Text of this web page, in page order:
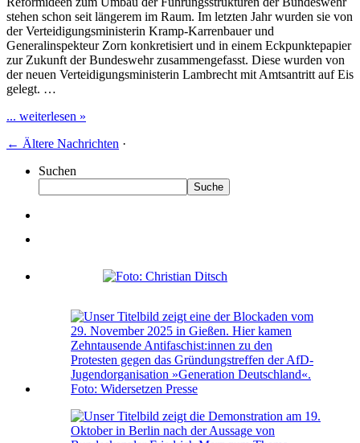
stehen schon seit längerem im Raum. Im letzten Jahr wurden sie von
der Verteidigungsministerin Kramp-Karrenbauer und
Generalinspekteur Zorn konkretisiert und in einem Eckpunktepapier
zur Zukunft der Bundeswehr zusammengefasst. Diese wurden von
der neuen Verteidigungsministerin Lambrecht mit Amtsantritt auf Eis
gelegt. …
... weiterlesen »
← Ältere Nachrichten ·
Suchen
Suche